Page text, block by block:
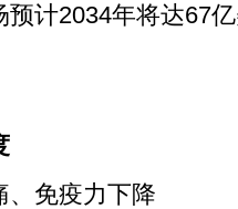
计2034年将达67
、免疫力下降